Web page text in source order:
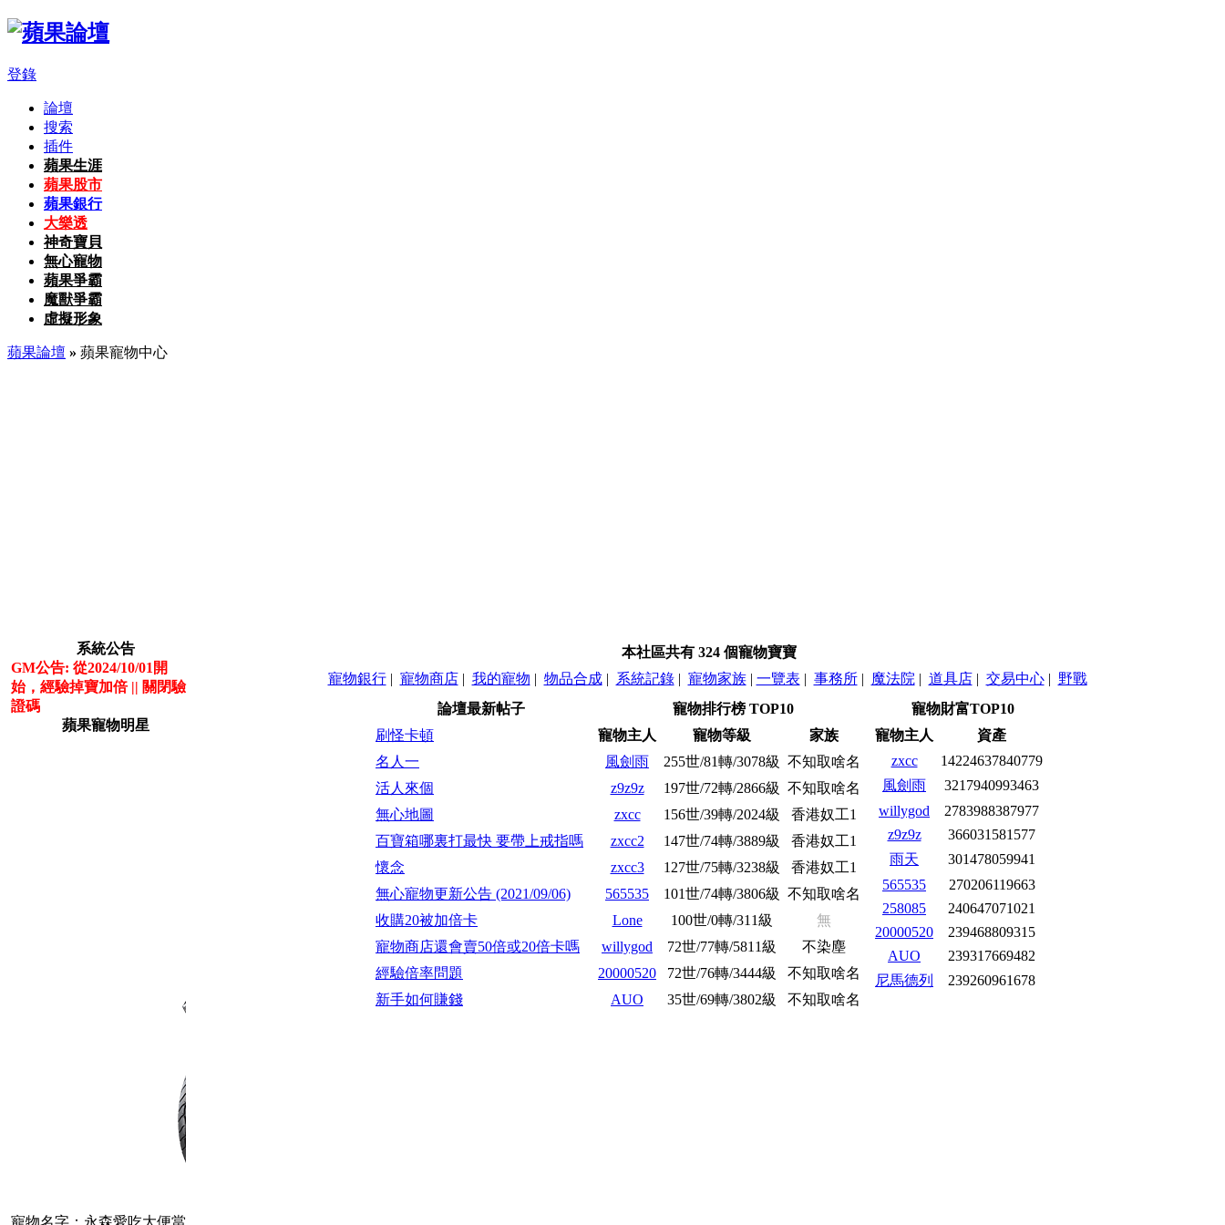
登錄
論壇
搜索
插件
蘋果生涯
蘋果股市
蘋果銀行
大樂透
神奇寶貝
無心寵物
蘋果爭霸
魔獸爭霸
虛擬形象
蘋果論壇 » 蘋果寵物中心
系統公告
GM公告: 從2024/10/01開
始，經驗掉寶加倍 || 關閉驗
證碼
蘋果寵物明星
寵物名字：永森愛吃大便當
本社區共有 324 個寵物寶寶
寵物銀行| 寵物商店| 我的寵物 | 物品合成| 系統記錄| 寵物家族| 一覽表 | 事務所| 魔法院 | 道具店| 交易中心| 野戰
論壇最新帖子
刷怪卡頓
名人一
活人來個
無心地圖
百寶箱哪裏打最快 要帶上戒指嗎
懷念
無心寵物更新公告 (2021/09/06)
收購20被加倍卡
寵物商店還會賣50倍或20倍卡嗎
經驗倍率問題
新手如何賺錢
寵物排行榜 TOP10
寵物主人
寵物等級
家族
風劍雨
255世/81轉/3078級 不知取啥名
z9z9z
197世/72轉/2866級 不知取啥名
zxcc
156世/39轉/2024級
香港奴工1
zxcc2
147世/74轉/3889級
香港奴工1
zxcc3
127世/75轉/3238級
香港奴工1
565535
101世/74轉/3806級 不知取啥名
Lone
100世/0轉/311級
無
willygod
72世/77轉/5811級
不染塵
20000520
72世/76轉/3444級
不知取啥名
AUO
35世/69轉/3802級 不知取啥名
寵物財富TOP10
寵物主人
資產
zxcc
14224637840779
風劍雨
3217940993463
willygod
2783988387977
z9z9z
366031581577
雨天
301478059941
565535
270206119663
258085
240647071021
20000520
239468809315
AUO
239317669482
尼馬德列
239260961678